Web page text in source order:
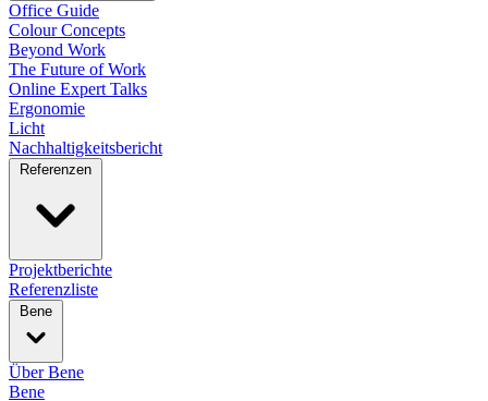
Office Guide
Colour Concepts
Beyond Work
The Future of Work
Online Expert Talks
Ergonomie
Licht
Nachhaltigkeitsbericht
Referenzen
Projektberichte
Referenzliste
Bene
Über Bene
Bene